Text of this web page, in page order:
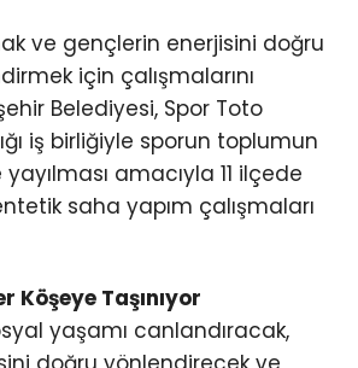
ve gençlerin enerjisini doğru
için çalışmalarını
Belediyesi, Spor Toto
iş birliğiyle sporun toplumun
amacıyla 11 ilçede
saha yapım çalışmaları
Köşeye Taşınıyor
yaşamı canlandıracak,